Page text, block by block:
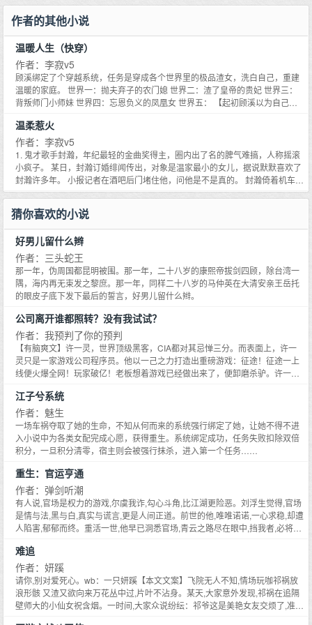
作者的其他小说
温暖人生（快穿）
作者：李寂v5
顾溪绑定了个穿越系统，任务是穿成各个世界里的极品渣女，洗白自己，重建
温暖的家庭。 世界一：抛夫弃子的农门媳 世界二：渣了皇帝的贵妃 世界三：
背叛师门小师妹 世界四：忘恩负义的凤凰女 世界五： 【起初顾溪以为自己在
是女主重生宠男主那种烂俗梗 2、所有小世界的男主都是真正男主的碎片化，
所有小世界的原女主都是女主负面人格的碎片化，1v1，sc 3、第一次写这种
文，也不知道每个小世界能写多久，姑且算是个慢穿吧
温柔惹火
作者：李寂v5
1. 鬼才歌手封瀚，年纪最轻的金曲奖得主，圈内出了名的脾气难搞，人称摇滚
小疯子。 某日，封瀚订婚绯闻传出，对象是温家最小的女儿，据说默默喜欢了
封瀚许多年。 小报记者在酒吧后门堵住他，问他是不是真的。 封瀚倚着机车抽
烟，淡淡道：我搞音乐的，没道理娶个聋女。 当晚，话题被顶上热搜 #资本家
烁，底下粉丝尖叫狂欢。 唯有第一排中间，永远坐着个安静的女孩，白毛衣，
蓝裙子，温柔的像个天使，微笑着看着他。 二十四场演唱会，封瀚最初还能保
持镇定，后来看见她，心脏砰砰跳，唱歌都走了调。 摇滚小疯子终于知道了什
么叫一见钟情。 最后一场演唱会结束，封瀚满脑子都是想追她，不顾经纪人劝
阻去拦车，看见她上了一辆玛莎拉蒂，司机恭敬叫她温小姐。 当晚，封瀚从兄
长口中得知，温漾耳疾渐重，中度抑郁，准备出国疗养。 封瀚问为什么，兄长
说因为那次网暴。 3. 名噪一时的乐坛巨星封瀚忽然退圈，网上一片哗然，封瀚
势回归的封瀚在国家体育馆开了一场免费演唱会，全场只唱了两首歌，翻来覆
去二十四遍。 一首《温柔惹火》，一首《你听得见》 唱给他的新婚妻子，一名
蜚声国际的心理咨询师和演讲家。 曾经盛气凌人的摇滚小疯子如今笑容温和，
冲粉丝说：她是我今生最爱的人，名字叫温漾。 #追妻火葬场之我老婆的家人
都恨死我了怎么办# #你用温柔惹我，我还给你全部的温柔# PS： 1. 地狱级追
妻火葬场，惹了人家团宠被全家砍的那种，16章及以后都是虐男主 2. HE不换
男主（男主会脱胎换骨彻底改变） 3. 本文反对网暴，男主将会为错误行为公开
道歉，后文将多次提到网暴的错误性，宣扬正确价值观 4. 如文案所见，男主前
期很渣，接受不了就不要点进来找气受了 5. 关于文章内容及设定砖花随意，恳
请不要上升到作者人格，感恩
猜你喜欢的小说
好男儿留什么辫
作者：三头蛇王
那一年，伪周国都昆明被围。那一年，二十八岁的康熙帝拔剑四顾，除台湾一
隅，海内再无束发之黎庶。那一年，同样二十八岁的马仲英在大清安亲王岳托
的眼皮子底下发下最后的誓言，好男儿留什么辫。
公司离开谁都照转？没有我试试？
作者：我预判了你的预判
【有脑爽文】许一灵，世界顶级黑客，CIA都对其忌惮三分。而表面上，许一
灵只是一家游戏公司程序员。他以一己之力打造出重磅游戏：征途！征途一上
线便火爆全网！玩家破亿！老板想着游戏已经做出来了，便卸磨杀驴。许一灵
的？许一灵冷笑一声：离开我，你转一个试试？第二天，游戏服务器遭受不法
入侵！无法登陆！第三天，充值端口崩溃！第四天，一亿玩家账号数据消失！
玩家堵门抗议！第五天，收到2亿天价勒索邮件！老板人傻了！跪着去求许一
灵。许一灵冷冷一笑：你说的，公司离开谁都照样转。......多年后，老板的坟头
草已经三米高了。而许一灵已经搞出凑夕夕，高大地图，哔哔出行等现象级
车，AI芯片等领域。一通乱杀后。国外高科技巨头公司纷纷倒下！最终，许一
灵踩着这些尸体，创造出一个庞大的商业帝国！神秘的罗斯柴尔德家族，在许
一灵面前，只是个弟弟！然，许一灵还有个隐藏身份：码圣！某天魔族入侵！
人类惶恐！却见许一灵手持键盘凌空而立！一幅仙风道骨模样！欺我人族无大
帝？键来！
江子兮系统
作者：魅生
一场车祸夺取了她的生命，不知从何而来的系统强行绑定了她，让她不得不进
入小说中为各类女配完成心愿，获得重生。系统绑定成功，任务失败扣除双倍
积分，一旦积分清零，宿主则会被强行抹杀，进入第一个任务……
重生：官运亨通
作者：弹剑听潮
有人说,官场是权力的游戏,尔虞我诈,勾心斗角,比江湖更险恶。刘浮生觉得,官场
是情与法,黑与白,真实与谎言,更是人间正道。前世的他,唯唯诺诺,一心求稳,却遭
人陷害,郁郁而终。重活一世,他早已洞悉官场,青云之路尽在眼中,挡我者,必将万
难追
作者：妍蹊
请你,别对爱死心。wb：一只妍蹊【本文文案】飞院无人不知,情场玩咖祁祸放
浪形骸 又渣又欲向来万花丛中过,片叶不沾身。某天,大家意外发现,祁祸在追隔
壁师大的小仙女祝含烟。一时间,大家众说纷纭：祁爷这是美艳女友交烦了,准备